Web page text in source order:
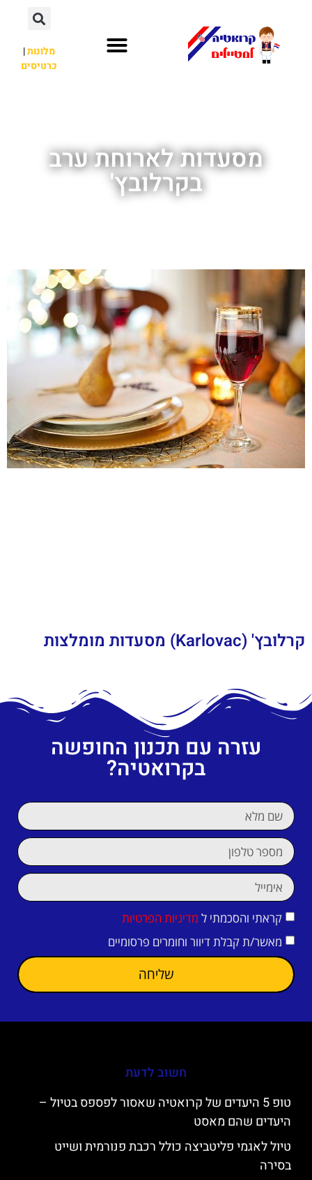
מלונות|
כרטיסים
מסעדות לארוחת ערב
בקרלובץ'
קרלובץ' (Karlovac) מסעדות מומלצות
עזרה עם תכנון החופשה
בקרואטיה?
קראתי והסכמתי ל מדיניות הפרטיות
מאשר/ת קבלת דיוור וחומרים פרסומיים
שליחה
חשוב לדעת
טופ 5 היעדים של קרואטיה שאסור לפספס בטיול –
היעדים שהם מאסט
טיול לאגמי פליטביצה כולל רכבת פנורמית ושייט
בסירה